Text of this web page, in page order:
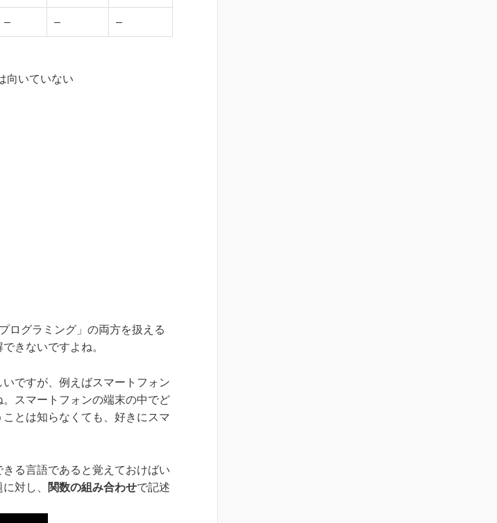
– – –
いていない
ログラミング」の両方を扱える
きないですよね。
ですが、例えばスマートフォン
スマートフォンの端末の中でど
とは知らなくても、好きにスマ
る言語であると覚えておけばい
対し、 関数の組み合わせで記述